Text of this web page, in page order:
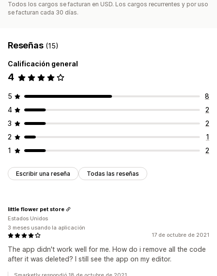
Todos los cargos se facturan en USD. Los cargos recurrentes y por uso
se facturan cada 30 días.
Reseñas (15)
Calificación general
4
5
8
4
2
3
2
2
1
1
2
Escribir una reseña Todas las reseñas
17 de octubre de 2021
The app didn't work well for me. How do i remove all the code
after it was deleted? I still see the app on my editor.
little flower pet store
Estados Unidos
3 meses usando la aplicación